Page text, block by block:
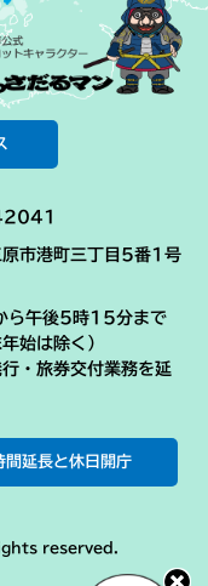
港町三丁目5番1号
ら午後5時15分まで
始は除く）
・旅券交付業務を延
間延長と休日開庁
reserved.